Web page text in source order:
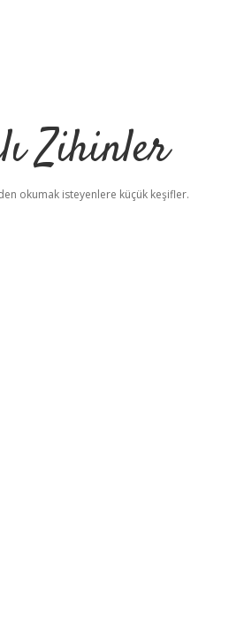
Zihinler
okumak isteyenlere küçük keşifler.